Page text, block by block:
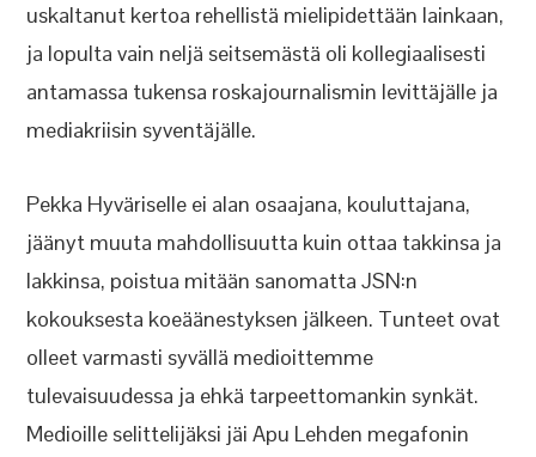
uskaltanut kertoa rehellistä mielipidettään lainkaan,
ja lopulta vain neljä seitsemästä oli kollegiaalisesti
antamassa tukensa roskajournalismin levittäjälle ja
mediakriisin syventäjälle.
Pekka Hyväriselle ei alan osaajana, kouluttajana,
jäänyt muuta mahdollisuutta kuin ottaa takkinsa ja
lakkinsa, poistua mitään sanomatta JSN:n
kokouksesta koeäänestyksen jälkeen. Tunteet ovat
olleet varmasti syvällä medioittemme
tulevaisuudessa ja ehkä tarpeettomankin synkät.
Medioille selittelijäksi jäi Apu Lehden megafonin